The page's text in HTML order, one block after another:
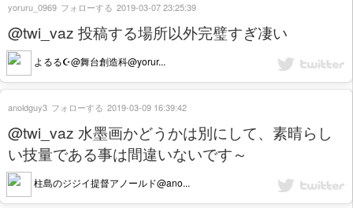
@twi_vaz 投稿する場所以外完璧すぎ凄い
よるる☪︎@舞台創造科@yorur...
yoruru_0969 フォローする 2019-03-07 23:25:39
@twi_vaz 水墨画かどうかは別にして、素晴らし
い技量である事は間違いないです～
柱島のジジイ提督アノールド@ano...
anoldguy3 フォローする 2019-03-09 16:39:42